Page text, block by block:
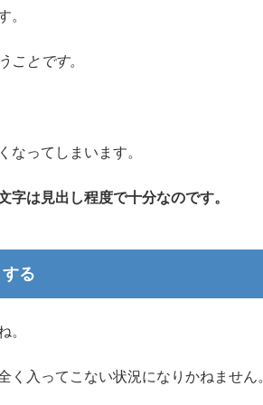
。
ことです。
なってしまいます。
は見出し程度で十分なのです。
る
。
く入ってこない状況になりかねません